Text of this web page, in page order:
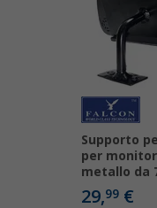
Supporto
per
metallo da
29,99 €